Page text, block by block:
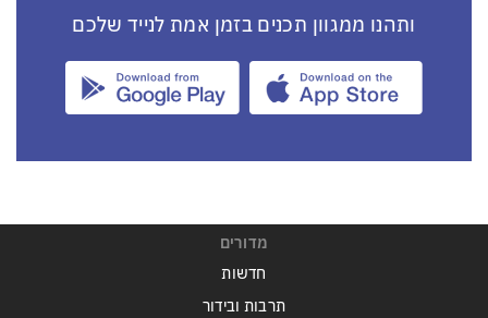
ותהנו ממגוון תכנים בזמן אמת לנייד שלכם
מדורים
חדשות
תרבות ובידור